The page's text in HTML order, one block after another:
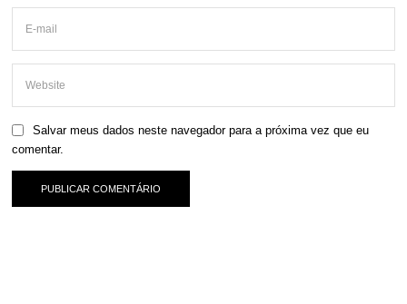
Salvar meus dados neste navegador para a próxima vez que eu
comentar.